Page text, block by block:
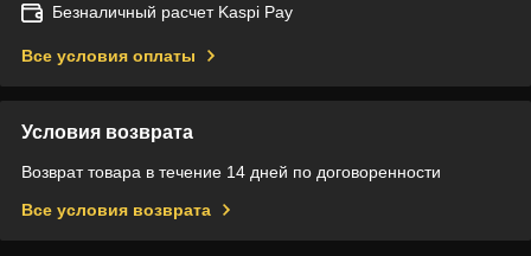
Безналичный расчет Kaspi Pay
Все условия оплаты
Условия возврата
Возврат товара в течение 14 дней по договоренности
Все условия возврата